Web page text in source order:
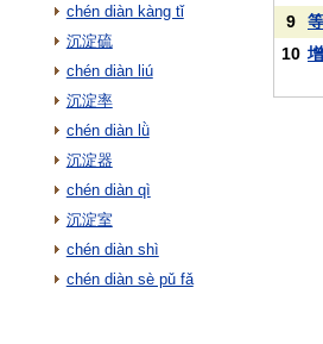
chén diàn kàng tǐ
沉淀硫
chén diàn liú
沉淀率
chén diàn lǜ
沉淀器
chén diàn qì
沉淀室
chén diàn shì
chén diàn sè pǔ fǎ
9
10